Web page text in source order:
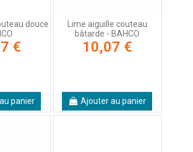
douce
€
panier
Lime aiguille couteau
bâtarde - BAHCO
10,07 €
Ajouter au panier